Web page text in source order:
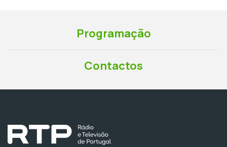
Programação
Contactos